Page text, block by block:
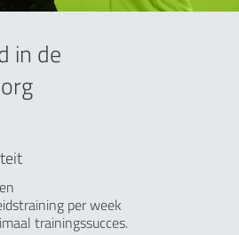
in de
per week
trainingssucces.